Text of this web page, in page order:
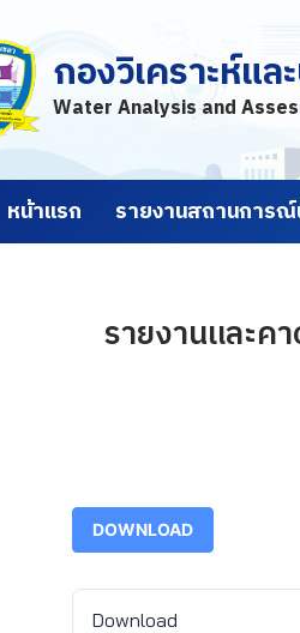
กองวิเคราะห์แ
Water Analysis and
หน้าแรก รายงานสถานการ
รายงานและค
DOWNLOAD
Download